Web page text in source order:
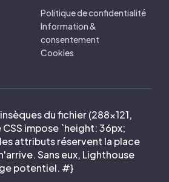
Politique de confidentialité
Information &
consentement
Cookies
du fichier (288×121,
impose `height: 36px;
attributs réservent la place
Sans eux, Lighthouse
potentiel. #}